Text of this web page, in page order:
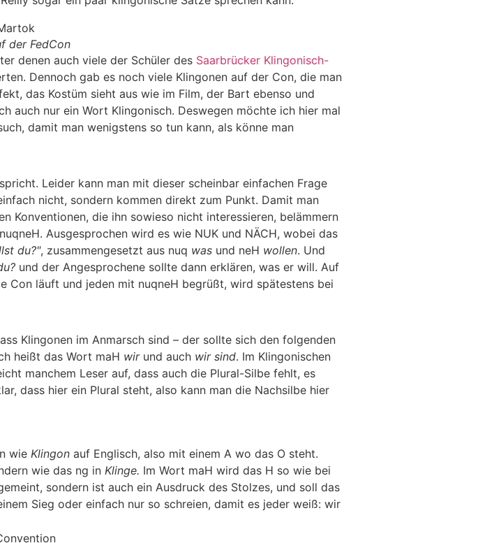
der FedCon
denen auch viele der Schüler des Saarbrücker Klingonisch-
Dennoch gab es noch viele Klingonen auf der Con, die man
das Kostüm sieht aus wie im Film, der Bart ebenso und
auch nur ein Wort Klingonisch. Deswegen möchte ich hier mal
damit man wenig­stens so tun kann, als könne man
Leider kann man mit dieser scheinbar einfachen Frage
nicht, sondern kommen direkt zum Punkt. Damit man
Konventionen, die ihn sowieso nicht interessieren, belämmern
nuqneH. Ausgesprochen wird es wie NUK und NÄCH, wobei das
du?", zusammengesetzt aus nuq was und neH wollen. Und
und der Angesprochene sollte dann erklären, was er will. Auf
Con läuft und jeden mit nuqneH begrüßt, wird spätestens bei
Klingonen im Anmarsch sind – der sollte sich den folgenden
heißt das Wort maH wirund auch wir sind. Im Klingonischen
manchem Leser auf, dass auch die Plural-Silbe fehlt, es
dass hier ein Plural steht, also kann man die Nachsilbe hier
wie Klingon auf Englisch, also mit einem A wo das O steht.
wie das ng in Klinge. Im Wort maH wird das H so wie bei
sondern ist auch ein Ausdruck des Stolzes, und soll das
Sieg oder einfach nur so schreien, damit es jeder weiß: wir